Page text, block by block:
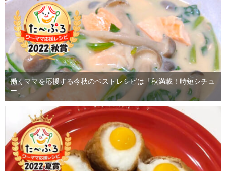
働くママを応援する今秋のベストレシピは「秋満載！時短シチュ
ー」